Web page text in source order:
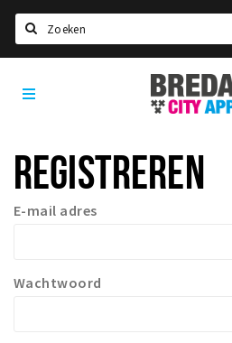
Home
Deals
Party pics
Nieuws, interviews & blogs
Breda
City
App
REGISTREREN
E-mail adres
Wachtwoord